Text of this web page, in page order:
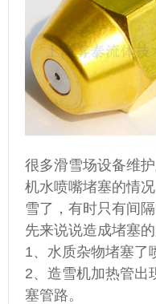
很多滑雪场设备维
机水喷嘴堵塞的情
雪了，有时只有间
先来说说造成堵塞的
1、水质杂物堵塞了
2、造雪机加热管出
塞管路。